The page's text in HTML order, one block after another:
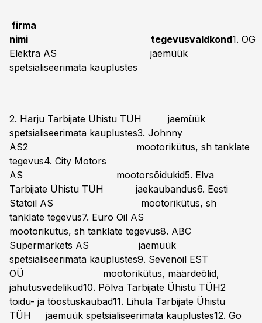
firma
nimi
tegevusvaldkond1. OG
Elektra AS jaemüük
spetsialiseerimata kauplustes
2. Harju Tarbijate Ühistu TÜH jaemüük
spetsialiseerimata kauplustes3. Johnny
AS2 mootorikütus, sh tanklate
tegevus4. City Motors
AS mootorsõidukid5. Elva
Tarbijate Ühistu TÜH jaekaubandus6. Eesti
Statoil AS mootorikütus, sh
tanklate tegevus7. Euro Oil AS
mootorikütus, sh tanklate tegevus8. ABC
Supermarkets AS jaemüük
spetsialiseerimata kauplustes9. Sevenoil EST
OÜ mootorikütus, määrdeõlid,
jahutusvedelikud10. Põlva Tarbijate Ühistu TÜH2
toidu- ja tööstuskaubad11. Lihula Tarbijate Ühistu
TÜH jaemüük spetsialiseerimata kauplustes12. Go